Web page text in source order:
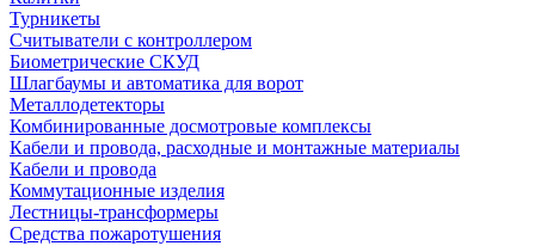
Турникеты
Считыватели с контроллером
Биометрические СКУД
Шлагбаумы и автоматика для ворот
Металлодетекторы
Комбинированные досмотровые комплексы
Кабели и провода, расходные и монтажные материалы
Кабели и провода
Коммутационные изделия
Лестницы-трансформеры
Средства пожаротушения